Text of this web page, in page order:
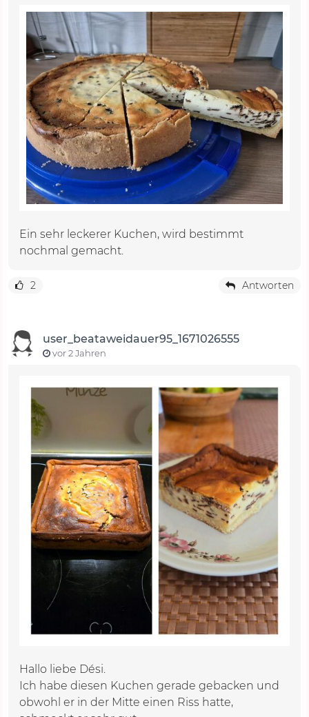
Ein sehr leckerer Kuchen, wird bestimmt
nochmal gemacht.
2 Antworten
user_beataweidauer95_1671026555
vor 2 Jahren
Hallo liebe Dési.
Ich habe diesen Kuchen gerade gebacken und
obwohl er in der Mitte einen Riss hatte,